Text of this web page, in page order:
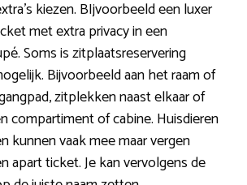
kiezen. BIjvoorbeeld een luxer
met extra privacy in een
Soms is zitplaatsreservering
Bijvoorbeeld aan het raam of
zitplekken naast elkaar of
compartiment of cabine. Huisdieren
kunnen vaak mee maar vergen
apart ticket. Je kan vervolgens de